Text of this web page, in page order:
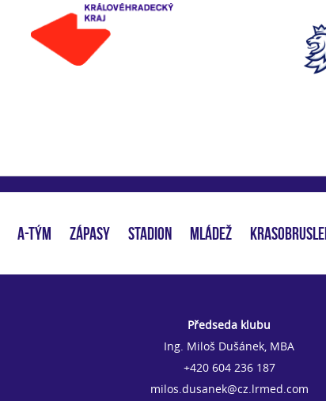
A-TÝM ZÁPASY STADION MLÁDEŽ
Předseda klubu
Ing. Miloš Dušánek, MBA
+420 604 236 187
milos.dusanek@cz.lrmed.com